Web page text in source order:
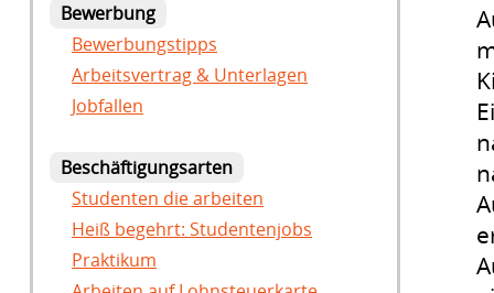
Bewerbung
Bewerbungstipps
Arbeitsvertrag & Unterlagen
Jobfallen
Beschäftigungsarten
Studenten die arbeiten
Heiß begehrt: Studentenjobs
Praktikum